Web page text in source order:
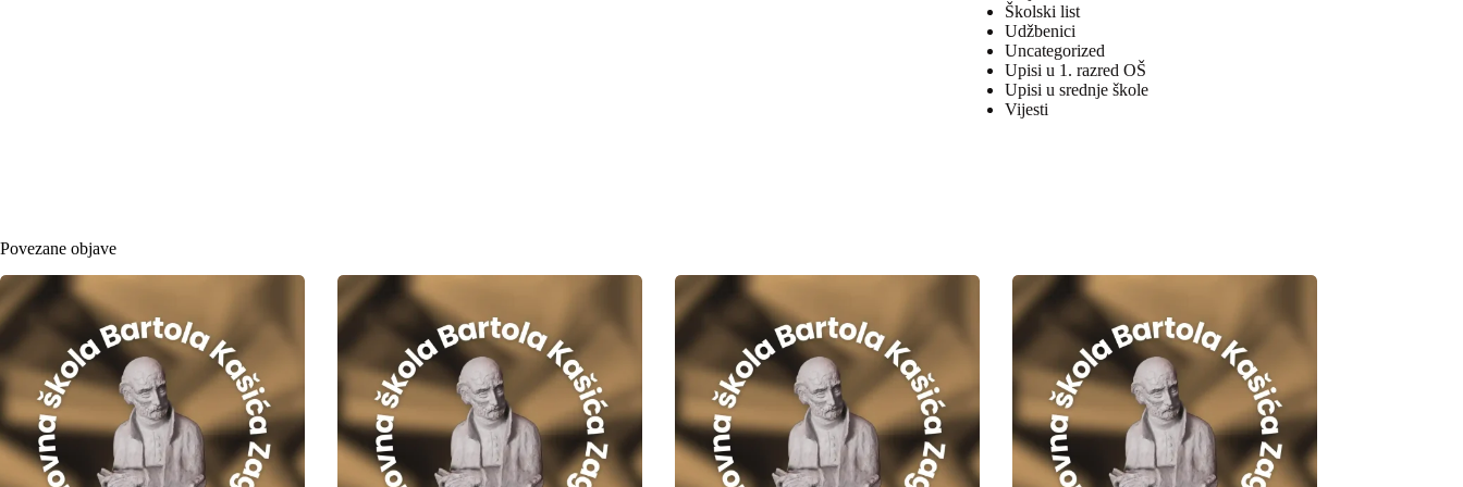
Školski list
Udžbenici
Uncategorized
Upisi u 1. razred OŠ
Upisi u srednje škole
Vijesti
Povezane objave